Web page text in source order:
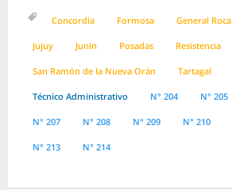
Concordia Formosa General Roca
Jujuy Junín Posadas Resistencia
San Ramón de la Nueva Orán Tartagal
Técnico Administrativo N° 204 N° 205
N° 207 N° 208 N° 209 N° 210
N° 213 N° 214